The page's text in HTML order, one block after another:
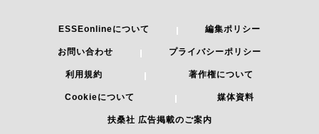
ESSEonlineについて 編集ポリシー
お問い合わせ プライバシーポリシー
利用規約 著作権について
Cookieについて 媒体資料
扶桑社 広告掲載のご案内